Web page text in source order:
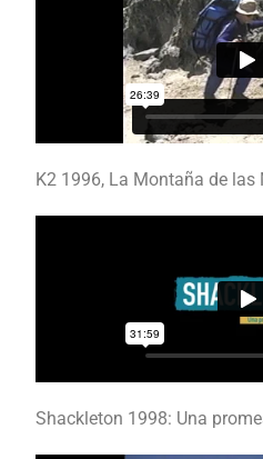
K2 1996, La Montaña de las
Shackleton 1998: Una